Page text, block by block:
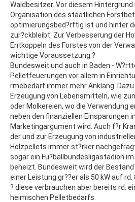
Waldbesitzer. Vor diesem
Organisation des staatlichen
optimierungsbed?rftig ist und hinter
zur?ckbleibt. Zur Verbesserung der
Entkoppeln des Forstes von der
wichtige Voraussetzung.?
Bundesweit und auch in Baden -
Pelletfeuerungen vor allem in
rmebedarf immer mehr Anklang.
Erzeugung von Lebensmitteln, wie
oder Molkereien, wo die Verwendung
neben den finanziellen Einsparungen
Marketingargument wird. Auch f?r
der und zur Erzeugung von
Holzpellets immer st?rker
sogar ein Fu?ballbundesligastadion
beheizt. Bundesweit wird der
einer Leistung gr??er als 50 kW auf
? diese verbrauchen aber bereits rd.
heimischen Pelletbedarfs.